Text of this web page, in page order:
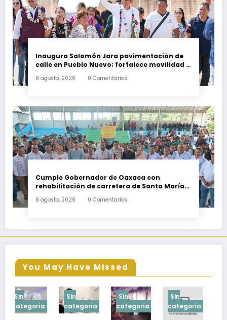
Inaugura Salomón Jara pavimentación de
calle en Pueblo Nuevo; fortalece movilidad y
8 agosto, 2026 0 Comentarios
Cumple Gobernador de Oaxaca con
rehabilitación de carretera de Santa María
8 agosto, 2026 0 Comentarios
You May Have Missed
Sin
categoría
Sin
categoría
Sin
categoría
Sin
categoría